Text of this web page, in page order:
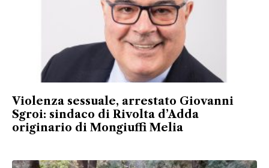
Violenza sessuale, arrestato Giovanni
Sgroi: sindaco di Rivolta d’Adda
originario di Mongiuffi Melia